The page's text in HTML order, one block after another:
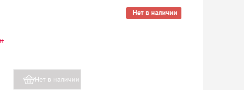
Нет в наличии
Нет в наличии